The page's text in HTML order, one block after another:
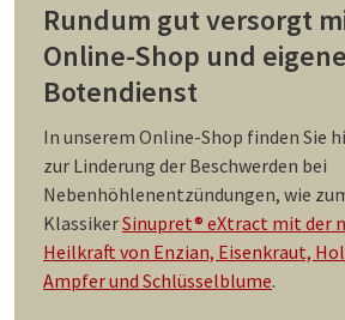
Rundum gut versorgt
Online-Shop und
Botendienst
In unserem Online-Shop finden Sie
zur Linderung der Beschwerden bei
Nebenhöhlenentzündungen, wie
KlassikerSinupret® eXtract mit der
Heilkraft von Enzian, Eisenkraut,
Ampfer und Schlüsselblume.